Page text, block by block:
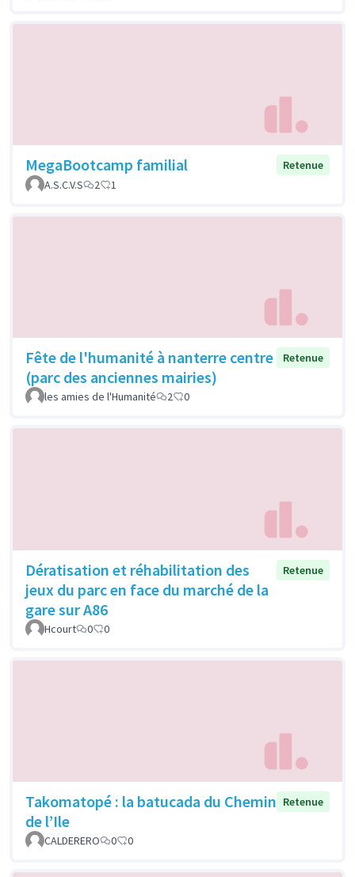
MegaBootcamp familial
Retenue
A.S.C.V.S
2 1
Fête de l'humanité à nanterre centre
(parc des anciennes mairies)
Retenue
les amies de l'Humanité 2 0
Dératisation et réhabilitation des
jeux du parc en face du marché de la
gare sur A86
Retenue
Hcourt 0 0
Takomatopé : la batucada du Chemin
de l’Ile
Retenue
CALDERERO 0 0